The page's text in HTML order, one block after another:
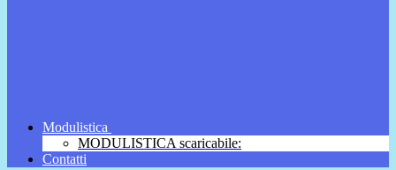
Modulistica
MODULISTICA scaricabile:
Contatti